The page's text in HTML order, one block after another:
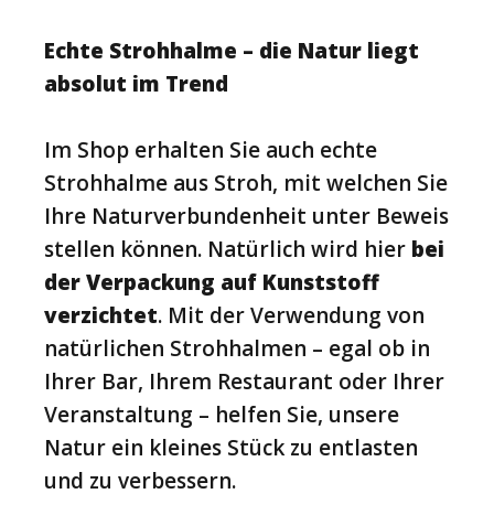
Echte Strohhalme – die Natur liegt
absolut im Trend
Im Shop erhalten Sie auch echte
Strohhalme aus Stroh, mit welchen Sie
Ihre Naturverbundenheit unter Beweis
stellen können. Natürlich wird hier bei
der Verpackung auf Kunststoff
verzichtet. Mit der Verwendung von
natürlichen Strohhalmen – egal ob in
Ihrer Bar, Ihrem Restaurant oder Ihrer
Veranstaltung – helfen Sie, unsere
Natur ein kleines Stück zu entlasten
und zu verbessern.